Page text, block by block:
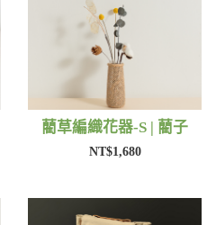
藺草編織花器-S | 藺子
NT$1,680